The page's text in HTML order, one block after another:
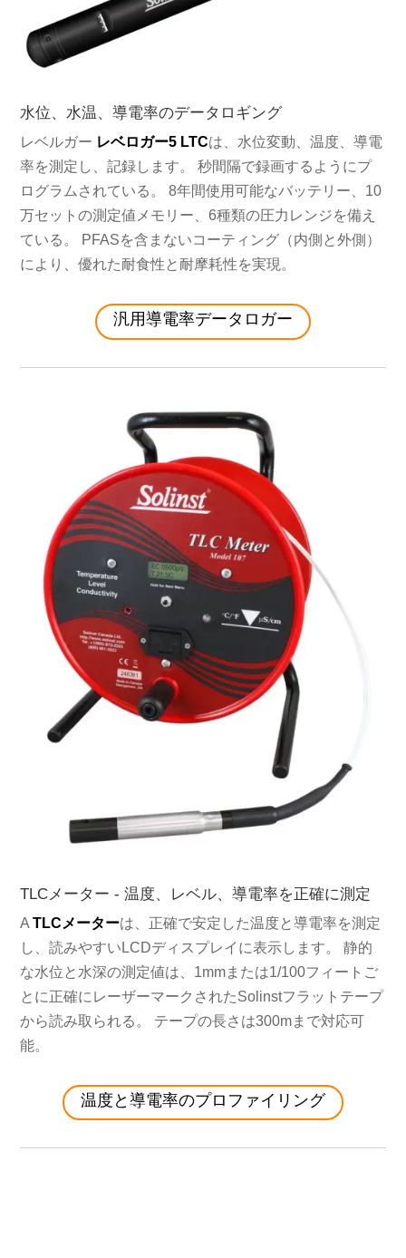
水位、水温、導電率のデータロギング
レベルガー レベロガー5 LTCは、水位変動、温度、導電
率を測定し、記録します。 秒間隔で録画するようにプ
ログラムされている。 8年間使用可能なバッテリー、10
万セットの測定値メモリー、6種類の圧力レンジを備え
ている。 PFASを含まないコーティング（内側と外側）
により、優れた耐食性と耐摩耗性を実現。
汎用導電率データロガー
TLCメーター - 温度、レベル、導電率を正確に測定
ATLCメーターは、正確で安定した温度と導電率を測定
し、読みやすいLCDディスプレイに表示します。 静的
な水位と水深の測定値は、1mmまたは1/100フィートご
とに正確にレーザーマークされたSolinstフラットテープ
から読み取られる。 テープの長さは300mまで対応可
能。
温度と導電率のプロファイリング